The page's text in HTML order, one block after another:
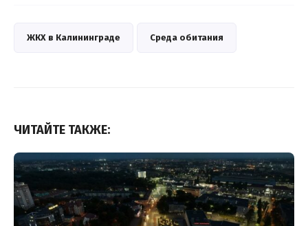
ЖКХ в Калининграде Среда обитания
ЧИТАЙТЕ ТАКЖЕ: